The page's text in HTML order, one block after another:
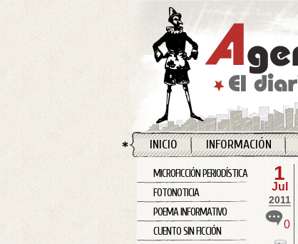
INICIO INFORMACIÓN
MICROFICCIÓN PERIODÍSTICA
FOTONOTICIA
POEMA INFORMATIVO
CUENTO SIN FICCIÓN
1
Jul
2011
0